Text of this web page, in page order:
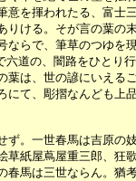
揮われたる、富士三
る。そが言の葉の末
で、筆草のつゆを現
の、闇路をひとり行
、世の諺にいえるご
、彫摺なんども上品
一世春馬は吉原の妓
屋蔦屋重三郎、狂歌
は三世ならん。猶